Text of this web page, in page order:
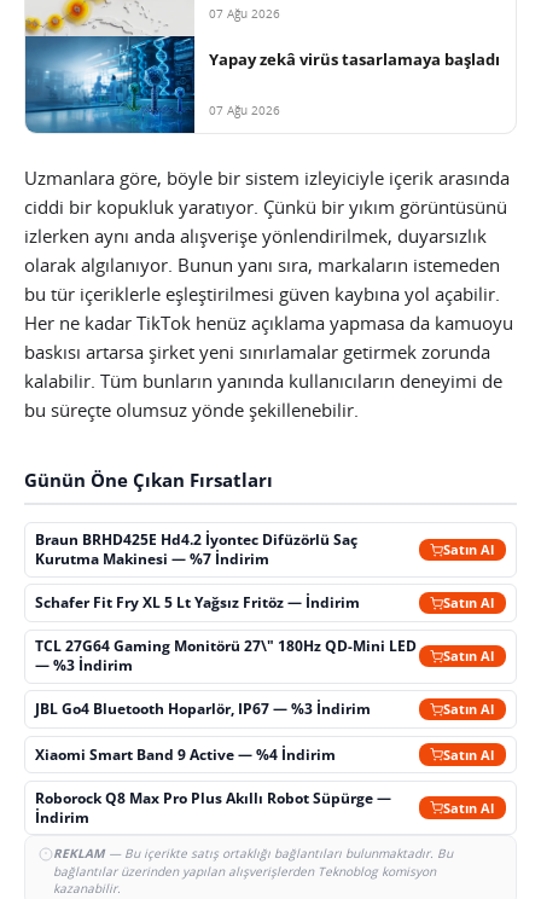
07 Ağu 2026
Yapay zekâ virüs tasarlamaya başladı
07 Ağu 2026
Uzmanlara göre, böyle bir sistem izleyiciyle içerik arasında
ciddi bir kopukluk yaratıyor. Çünkü bir yıkım görüntüsünü
izlerken aynı anda alışverişe yönlendirilmek, duyarsızlık
olarak algılanıyor. Bunun yanı sıra, markaların istemeden
bu tür içeriklerle eşleştirilmesi güven kaybına yol açabilir.
Her ne kadar TikTok henüz açıklama yapmasa da kamuoyu
baskısı artarsa şirket yeni sınırlamalar getirmek zorunda
kalabilir. Tüm bunların yanında kullanıcıların deneyimi de
bu süreçte olumsuz yönde şekillenebilir.
Günün Öne Çıkan Fırsatları
Braun BRHD425E Hd4.2 İyontec Difüzörlü Saç
Kurutma Makinesi — %7 İndirim
Satın Al
Schafer Fit Fry XL 5 Lt Yağsız Fritöz — İndirim Satın Al
TCL 27G64 Gaming Monitörü 27\" 180Hz QD-Mini LED
— %3 İndirim
Satın Al
JBL Go4 Bluetooth Hoparlör, IP67 — %3 İndirim Satın Al
Xiaomi Smart Band 9 Active — %4 İndirim Satın Al
Roborock Q8 Max Pro Plus Akıllı Robot Süpürge —
İndirim
Satın Al
REKLAM— Bu içerikte satış ortaklığı bağlantıları bulunmaktadır. Bu
bağlantılar üzerinden yapılan alışverişlerden Teknoblog komisyon
kazanabilir.